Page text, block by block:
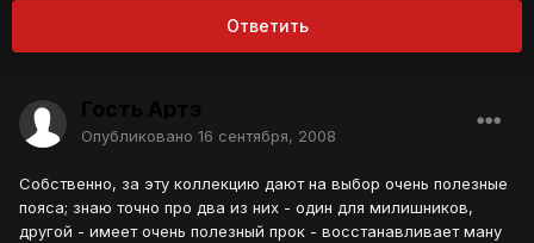
Ответить
Опубликовано 16 сентября, 2008
Собственно, за эту коллекцию дают на выбор очень полезные
пояса; знаю точно про два из них - один для милишников,
другой - имеет очень полезный прок - восстанавливает ману